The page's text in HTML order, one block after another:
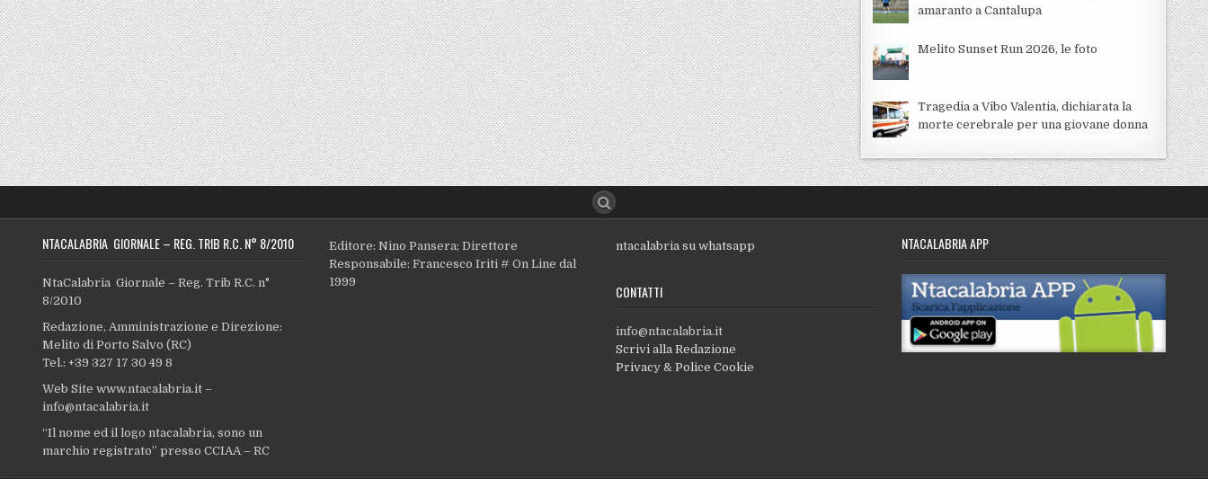
amaranto a Cantalupa
Melito Sunset Run 2026, le foto
Tragedia a Vibo Valentia, dichiarata la
morte cerebrale per una giovane donna
NTACALABRIA GIORNALE – REG. TRIB R.C. N° 8/2010
NtaCalabria Giornale – Reg. Trib R.C. n°
8/2010
Redazione, Amministrazione e Direzione:
Melito di Porto Salvo (RC)
Tel.: +39 327 17 30 49 8
Web Site www.ntacalabria.it –
info@ntacalabria.it
“Il nome ed il logo ntacalabria, sono un
marchio registrato” presso CCIAA – RC
Editore: Nino Pansera; Direttore
Responsabile: Francesco Iriti # On Line dal
1999
ntacalabria su whatsapp
CONTATTI
info@ntacalabria.it
Scrivi alla Redazione
Privacy & Police Cookie
NTACALABRIA APP